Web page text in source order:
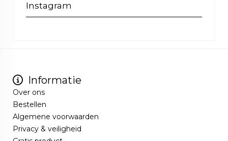
Instagram
Informatie
Over ons
Bestellen
Algemene voorwaarden
Privacy & veiligheid